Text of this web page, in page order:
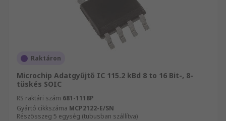
Raktáron
Microchip Adatgyűjtő IC 115.2 kBd 8 to 16 Bit-, 8-
tüskés SOIC
RS raktári szám 681-1118P
Gyártó cikkszáma MCP2122-E/SN
Részösszeg 5 egység (tubusban szállítva)